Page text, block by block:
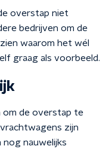
overstap niet
bedrijven om de
waarom het wél
graag als voorbeeld.
om de overstap te
zijn
nauwelijks